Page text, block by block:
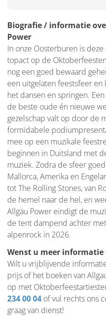
Biografie / informatie
Power
In onze Oosterburen is
topact op de
nog een goed bewaard
een uitgelaten feestsfeer en
het dansen en springen.
de beste oude én nieuwe
gezelschap valt op door de
formidabele
mee op een muzikale
beginnen in Duitsland met
muziek. Zodra de sfeer
Mallorca, Amerika en
tot The Rolling Stones, van
de hemel naar de hel, en
Allgäu Power eindigt de
de tent dampend achter
alpenrock in 2026.
Wenst u meer informatie
Wilt u vrijblijvende
prijs of het boeken van
op met
234 00 04 of vul rechts ons
graag van dienst!